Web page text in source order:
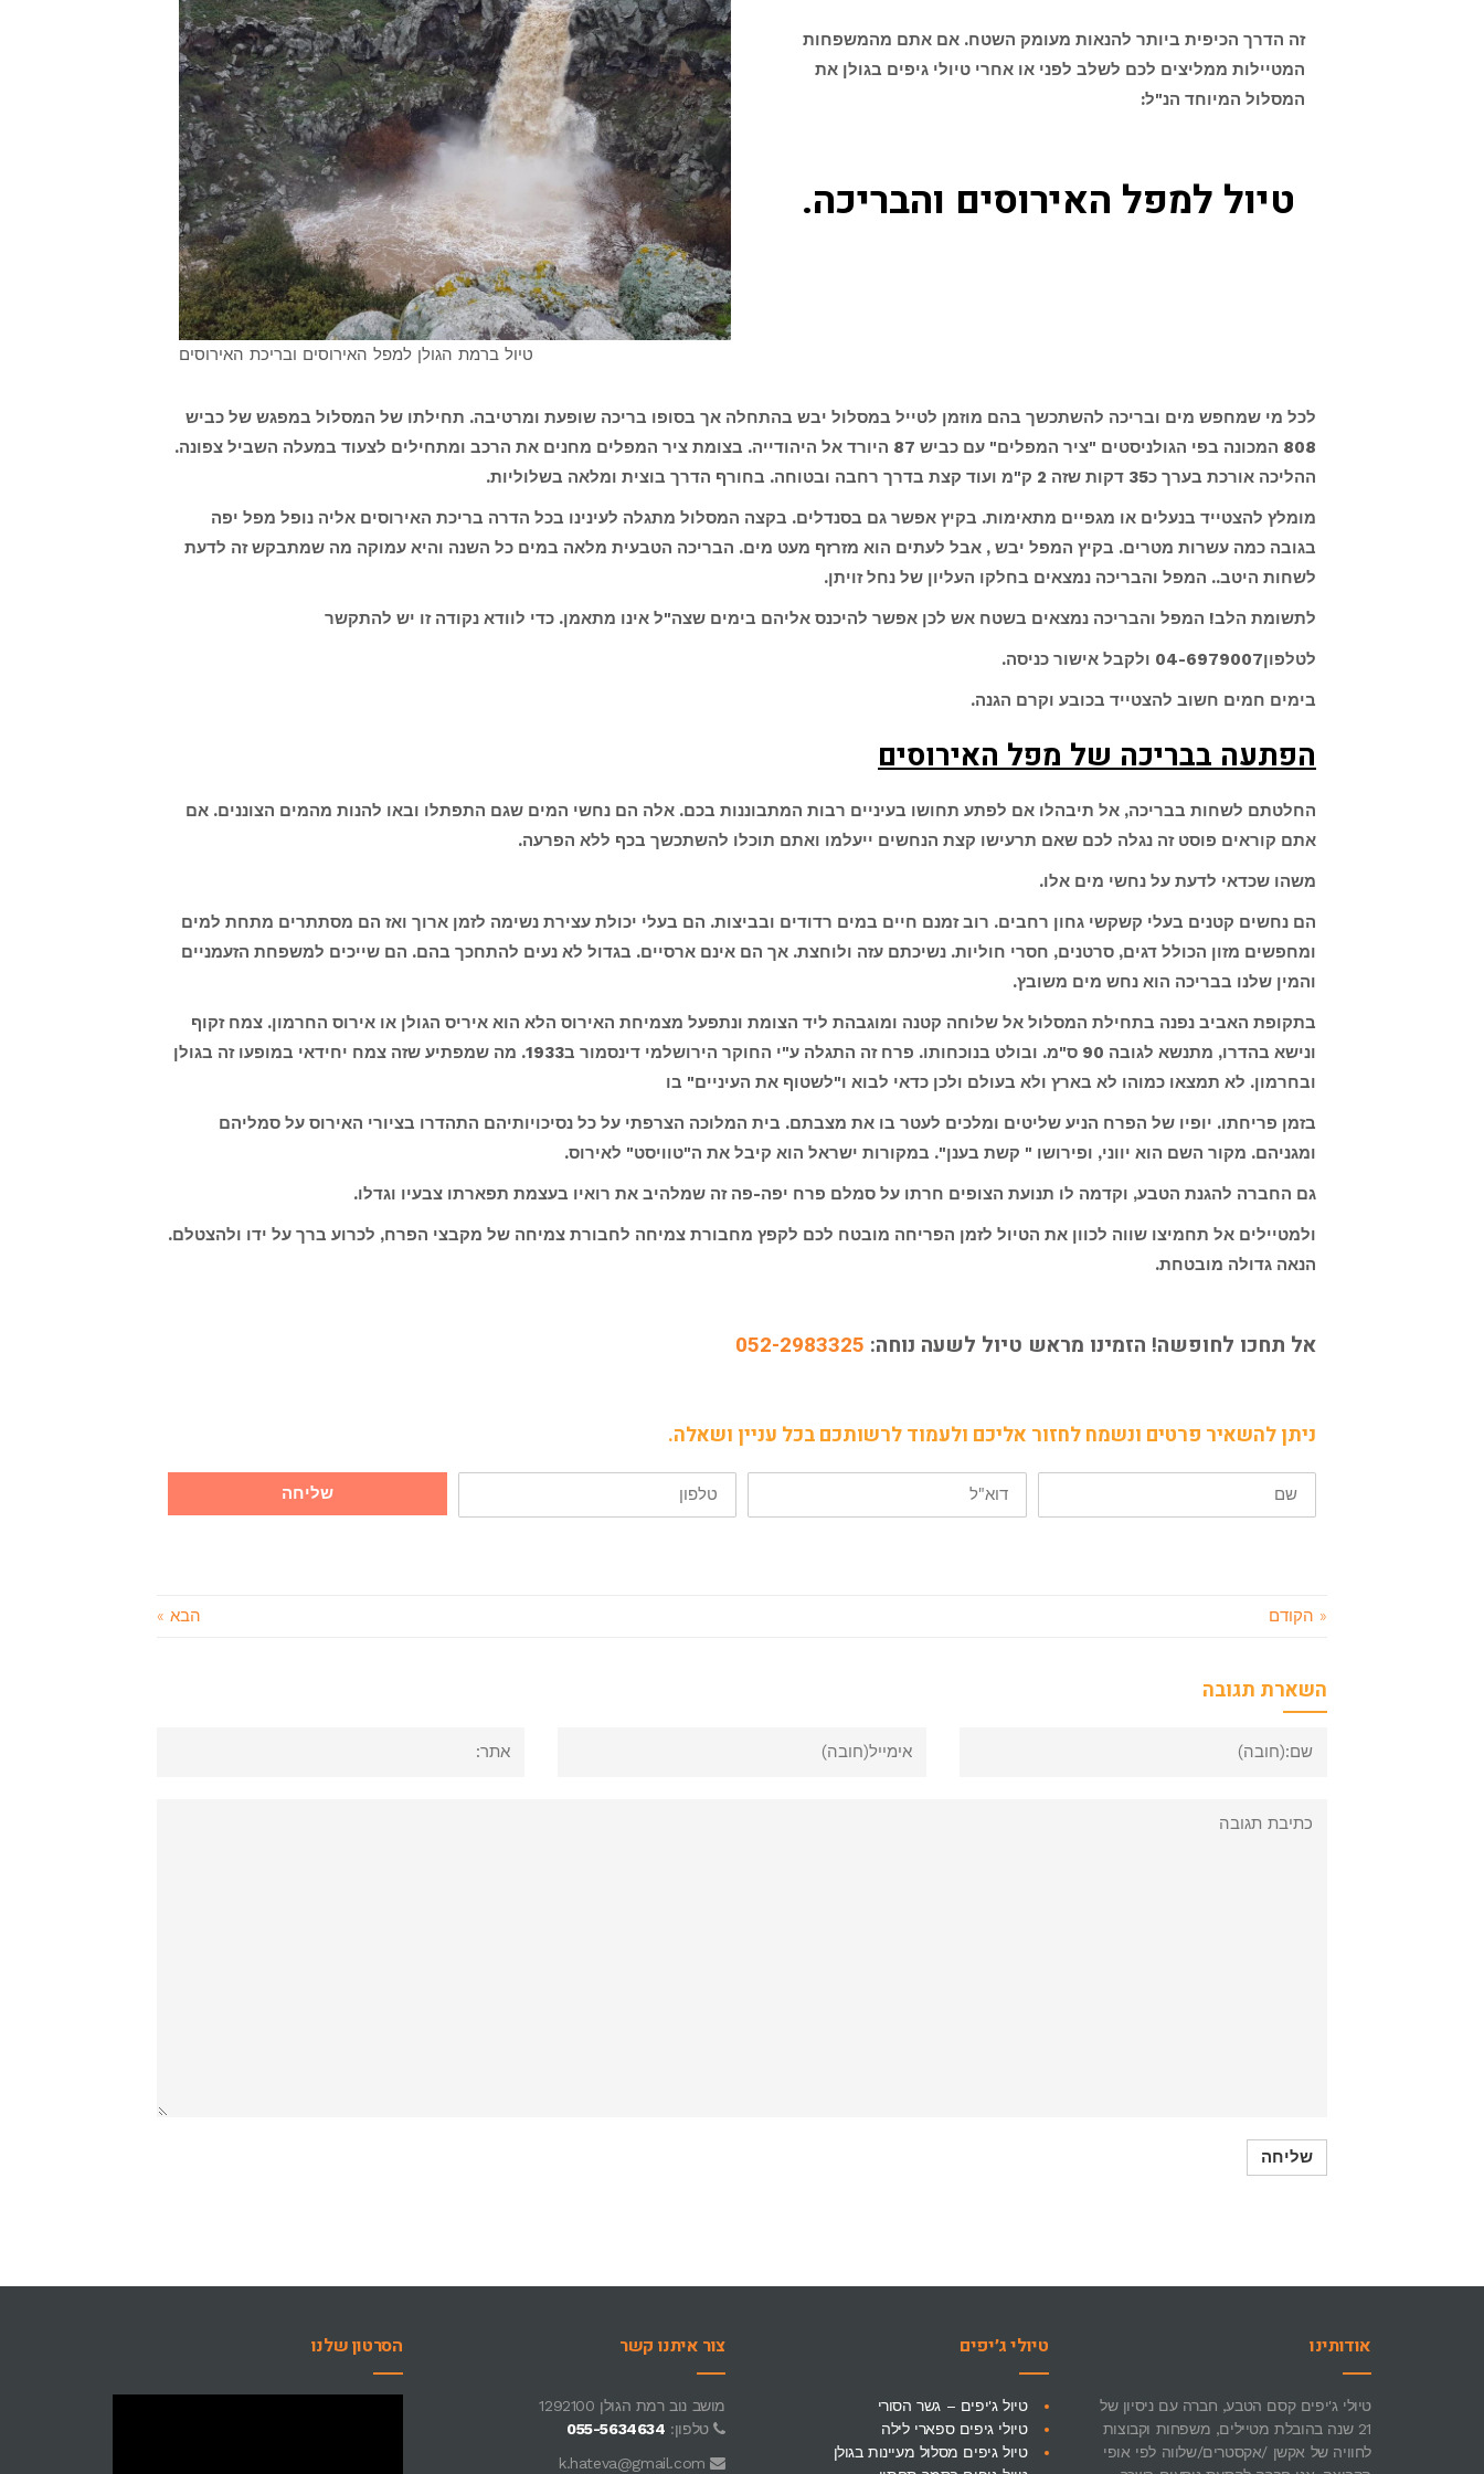
זה הדרך הכיפית ביותר להנאות מעומק השטח. אם אתם מהמשפחות
המטיילות ממליצים לכם לשלב לפני או אחרי טיולי גיפים בגולן את
המסלול המיוחד הנ"ל:
טיול למפל האירוסים והבריכה.
טיול ברמת הגולן למפל האירוסים ובריכת האירוסים
לכל מי שמחפש מים ובריכה להשתכשך בהם מוזמן לטייל במסלול יבש בהתחלה אך בסופו בריכה שופעת ומרטיבה. תחילתו של המסלול במפגש של כביש
808 המכונה בפי הגולניסטים "ציר המפלים" עם כביש 87 היורד אל היהודייה. בצומת ציר המפלים מחנים את הרכב ומתחילים לצעוד במעלה השביל צפונה.
ההליכה אורכת בערך כ35 דקות שזה 2 ק"מ ועוד קצת בדרך רחבה ובטוחה. בחורף הדרך בוצית ומלאה בשלוליות.
מומלץ להצטייד בנעלים או מגפיים מתאימות. בקיץ אפשר גם בסנדלים. בקצה המסלול מתגלה לעינינו בכל הדרה בריכת האירוסים אליה נופל מפל יפה
בגובה כמה עשרות מטרים. בקיץ המפל יבש , אבל לעתים הוא מזרזף מעט מים. הבריכה הטבעית מלאה במים כל השנה והיא עמוקה מה שמתבקש זה לדעת
לשחות היטב.. המפל והבריכה נמצאים בחלקו העליון של נחל זויתן.
לתשומת הלב! המפל והבריכה נמצאים בשטח אש לכן אפשר להיכנס אליהם בימים שצה"ל אינו מתאמן. כדי לוודא נקודה זו יש להתקשר
לטלפון04-6979007 ולקבל אישור כניסה.
בימים חמים חשוב להצטייד בכובע וקרם הגנה.
הפתעה בבריכה של מפל האירוסים
החלטתם לשחות בבריכה, אל תיבהלו אם לפתע תחושו בעיניים רבות המתבוננות בכם. אלה הם נחשי המים שגם התפתלו ובאו להנות מהמים הצוננים. אם
אתם קוראים פוסט זה נגלה לכם שאם תרעישו קצת הנחשים ייעלמו ואתם תוכלו להשתכשך בכף ללא הפרעה.
משהו שכדאי לדעת על נחשי מים אלו.
הם נחשים קטנים בעלי קשקשי גחון רחבים. רוב זמנם חיים במים רדודים ובביצות. הם בעלי יכולת עצירת נשימה לזמן ארוך ואז הם מסתתרים מתחת למים
ומחפשים מזון הכולל דגים, סרטנים, חסרי חוליות. נשיכתם עזה ולוחצת. אך הם אינם ארסיים. בגדול לא נעים להתחכך בהם. הם שייכים למשפחת הזעמניים
והמין שלנו בבריכה הוא נחש מים משובץ.
בתקופת האביב נפנה בתחילת המסלול אל שלוחה קטנה ומוגבהת ליד הצומת ונתפעל מצמיחת האירוס הלא הוא איריס הגולן או אירוס החרמון. צמח זקוף
ונישא בהדרו, מתנשא לגובה 90 ס"מ. ובולט בנוכחותו. פרח זה התגלה ע"י החוקר הירושלמי דינסמור ב1933. מה שמפתיע שזה צמח יחידאי במופעו זה בגולן
ובחרמון. לא תמצאו כמוהו לא בארץ ולא בעולם ולכן כדאי לבוא ו"לשטוף את העיניים" בו
בזמן פריחתו. יופיו של הפרח הניע שליטים ומלכים לעטר בו את מצבתם. בית המלוכה הצרפתי על כל נסיכויותיהם התהדרו בציורי האירוס על סמליהם
ומגניהם. מקור השם הוא יווני, ופירושו " קשת בענן". במקורות ישראל הוא קיבל את ה"טוויסט" לאירוס.
גם החברה להגנת הטבע, וקדמה לו תנועת הצופים חרתו על סמלם פרח יפה-פה זה שמלהיב את רואיו בעצמת תפארתו צבעיו וגדלו.
ולמטיילים אל תחמיצו שווה לכוון את הטיול לזמן הפריחה מובטח לכם לקפץ מחבורת צמיחה לחבורת צמיחה של מקבצי הפרח, לכרוע ברך על ידו ולהצטלם.
הנאה גדולה מובטחת.
אל תחכו לחופשה! הזמינו מראש טיול לשעה נוחה: 052-2983325
ניתן להשאיר פרטים ונשמח לחזור אליכם ולעמוד לרשותכם בכל עניין ושאלה.
שם דוא"ל טלפון
שליחה
« הקודם הבא »
השארת תגובה
אודותינו
טיולי ג'יפים קסם הטבע, חברה עם ניסיון של
21 שנה בהובלת מטיילים, משפחות וקבוצות
לחוויה של אקשן /אקסטרים/שלווה לפי אופי
טיולי ג׳יפים
טיול ג'יפים – גשר הסורי
טיולי גיפים ספארי לילה
טיול גיפים מסלול מעיינות בגולן
צור איתנו קשר
מושב נוב רמת הגולן 1292100
טלפון: 055-5634634
k.hateva@gmail.com
הסרטון שלנו